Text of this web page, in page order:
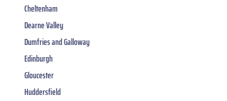
Cheltenham
Dearne Valley
Dumfries and Galloway
Edinburgh
Gloucester
Huddersfield